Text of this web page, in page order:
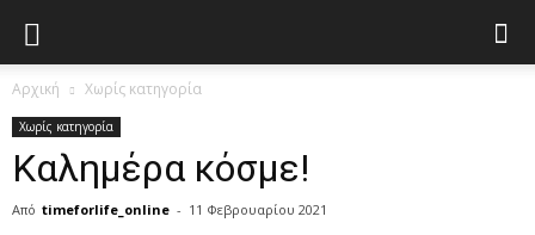
Αρχική Χωρίς κατηγορία
Χωρίς κατηγορία
Καλημέρα κόσμε!
Από timeforlife_online - 11 Φεβρουαρίου 2021